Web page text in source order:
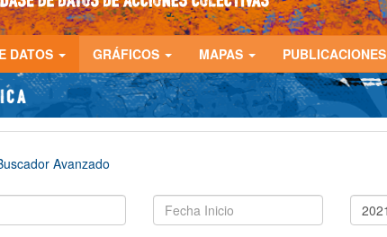
DATOS GRÁFICOS MAPAS PUBLICACIONES
Avanzado